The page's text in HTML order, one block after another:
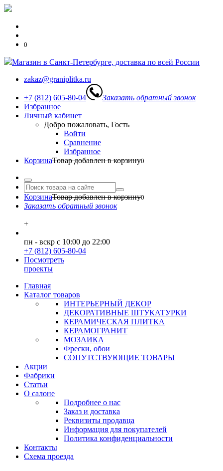
0
Магазин в Санкт-Петербурге, доставка по всей России
zakaz@graniplitka.ru
+7 (812) 605-80-04
Заказать обратный звонок
Избранное
Личный кабинет
Добро пожаловать, Гость
Войти
Сравнение
Избранное
КорзинаТовар добавлен в корзину0
КорзинаТовар добавлен в корзину0
Заказать обратный звонок
+
пн - вскр с 10:00 до 22:00
+7 (812) 605-80-04
Посмотреть
проекты
Главная
Каталог товаров
ИНТЕРЬЕРНЫЙ ДЕКОР
ДЕКОРАТИВНЫЕ ШТУКАТУРКИ
КЕРАМИЧЕСКАЯ ПЛИТКА
КЕРАМОГРАНИТ
МОЗАИКА
Фрески, обои
СОПУТСТВУЮЩИЕ ТОВАРЫ
Акции
Фабрики
Статьи
О салоне
Подробнее о нас
Заказ и доставка
Реквизиты продавца
Информация для покупателей
Политика конфиденциальности
Контакты
Схема проезда